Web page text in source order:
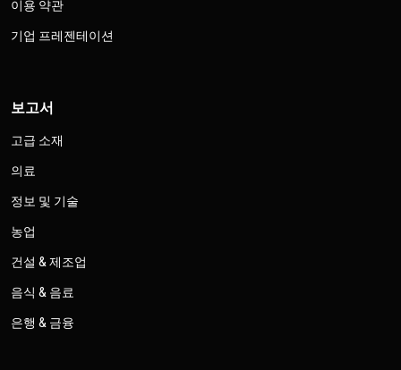
이용 약관
기업 프레젠테이션
보고서
고급 소재
의료
정보 및 기술
농업
건설 & 제조업
음식 & 음료
은행 & 금융